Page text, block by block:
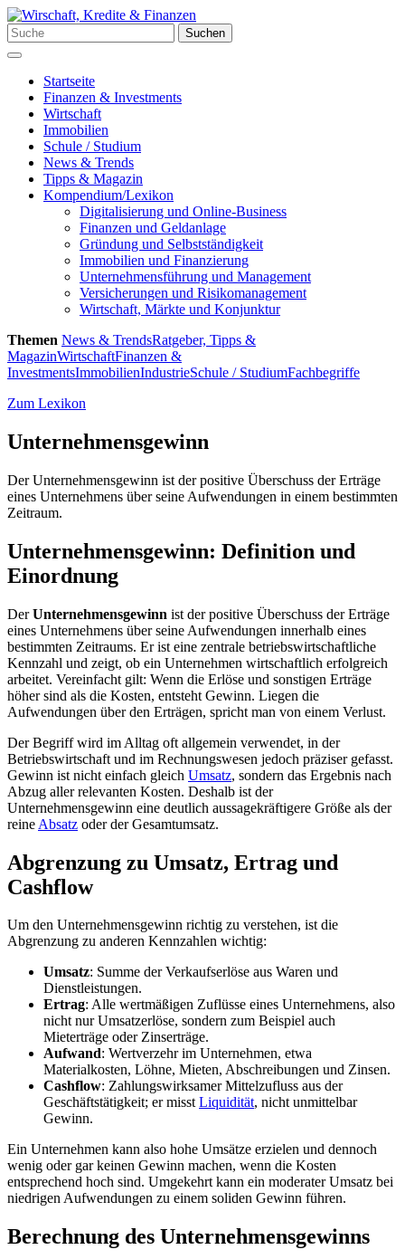
Zum
Inhalt
springen
Suchen
nach:
Suchen
Menü
Startseite
Finanzen & Investments
Wirtschaft
Immobilien
Schule / Studium
News & Trends
Tipps & Magazin
Kompendium/Lexikon
Digitalisierung und Online-Business
Finanzen und Geldanlage
Gründung und Selbstständigkeit
Immobilien und Finanzierung
Unternehmensführung und Management
Versicherungen und Risikomanagement
Wirtschaft, Märkte und Konjunktur
Themen News & TrendsRatgeber, Tipps &
MagazinWirtschaftFinanzen &
InvestmentsImmobilienIndustrieSchule / StudiumFachbegriffe
Zum Lexikon
Unternehmensgewinn
Der Unternehmensgewinn ist der positive Überschuss der Erträge
eines Unternehmens über seine Aufwendungen in einem bestimmten
Zeitraum.
Unternehmensgewinn: Definition und
Einordnung
DerUnternehmensgewinn ist der positive Überschuss der Erträge
eines Unternehmens über seine Aufwendungen innerhalb eines
bestimmten Zeitraums. Er ist eine zentrale betriebswirtschaftliche
Kennzahl und zeigt, ob ein Unternehmen wirtschaftlich erfolgreich
arbeitet. Vereinfacht gilt: Wenn die Erlöse und sonstigen Erträge
höher sind als die Kosten, entsteht Gewinn. Liegen die
Aufwendungen über den Erträgen, spricht man von einem Verlust.
Der Begriff wird im Alltag oft allgemein verwendet, in der
Betriebswirtschaft und im Rechnungswesen jedoch präziser gefasst.
Gewinn ist nicht einfach gleich Umsatz, sondern das Ergebnis nach
Abzug aller relevanten Kosten. Deshalb ist der
Unternehmensgewinn eine deutlich aussagekräftigere Größe als der
reine Absatz oder der Gesamtumsatz.
Abgrenzung zu Umsatz, Ertrag und
Cashflow
Um den Unternehmensgewinn richtig zu verstehen, ist die
Abgrenzung zu anderen Kennzahlen wichtig:
Umsatz: Summe der Verkaufserlöse aus Waren und
Dienstleistungen.
Ertrag: Alle wertmäßigen Zuflüsse eines Unternehmens, also
nicht nur Umsatzerlöse, sondern zum Beispiel auch
Mieterträge oder Zinserträge.
Aufwand: Wertverzehr im Unternehmen, etwa
Materialkosten, Löhne, Mieten, Abschreibungen und Zinsen.
Cashflow: Zahlungswirksamer Mittelzufluss aus der
Geschäftstätigkeit; er misstLiquidität, nicht unmittelbar
Gewinn.
Ein Unternehmen kann also hohe Umsätze erzielen und dennoch
wenig oder gar keinen Gewinn machen, wenn die Kosten
entsprechend hoch sind. Umgekehrt kann ein moderater Umsatz bei
niedrigen Aufwendungen zu einem soliden Gewinn führen.
Berechnung des Unternehmensgewinns